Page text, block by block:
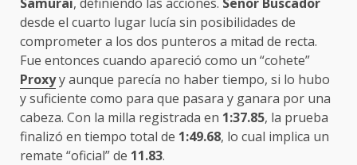
desde el cuarto lugar lucía sin posibilidades de
comprometer a los dos punteros a mitad de recta.
Fue entonces cuando apareció como un “cohete”
Proxyy aunque parecía no haber tiempo, si lo hubo
y suficiente como para que pasara y ganara por una
cabeza. Con la milla registrada en 1:37.85, la prueba
finalizó en tiempo total de 1:49.68, lo cual implica un
remate “oficial” de 11.83.